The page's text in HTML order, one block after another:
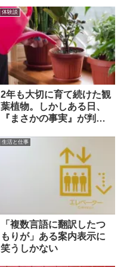
体験談
2年も大切に育て続けた観
葉植物。しかしある日、
『まさかの事実』が判明
生活と仕事
「複数言語に翻訳したつ
もりが」ある案内表示に
笑うしかない